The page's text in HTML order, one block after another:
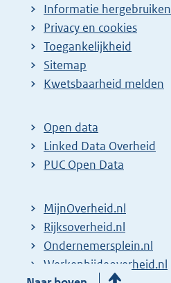
Informatie hergebruiken
Privacy en cookies
Toegankelijkheid
Sitemap
Kwetsbaarheid melden
Open data
Linked Data Overheid
PUC Open Data
MijnOverheid.nl
Rijksoverheid.nl
Ondernemersplein.nl
Werkenbijdeoverheid.nl